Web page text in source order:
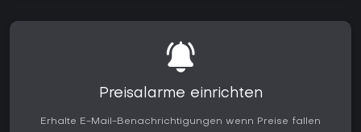
Preisalarme einrichten
Erhalte E-Mail-Benachrichtigungen wenn Preise fallen